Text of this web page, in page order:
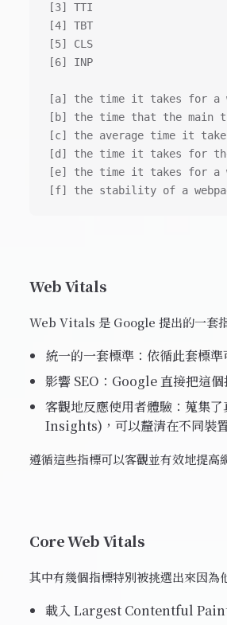
[3] TTI
[4] TBT
[5] CLS
[6] INP
[a] the time it takes for a
[b] the time that the main
[c] the average time it
[d] the time it takes for
[e] the time it takes for a
[f] the stability of a
Web Vitals
Web Vitals 是 Google 提出的一套
統一的一套標準：依循此套標
影響 SEO：Google 直接把這
客觀地反應使用者體驗：蒐集
Insights)，可以釐清在不同裝
遵循這些指標可以客觀並有效地提
Core Web Vitals
其中有幾個指標特別被挑選出來因為
載入 Largest Contentful